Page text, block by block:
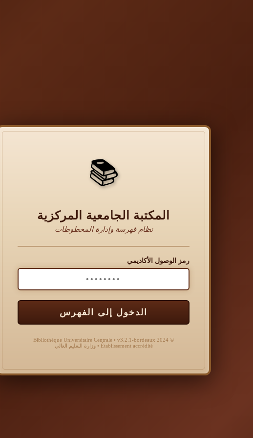
📚
المكتبة الجامعية المركزية
نظام فهرسة وإدارة المخطوطات
رمز الوصول الأكاديمي
الدخول إلى الفهرس
© 2024 Bibliothèque Universitaire Centrale • v3.2.1-bordeaux
Établissement accrédité • وزارة التعليم العالي